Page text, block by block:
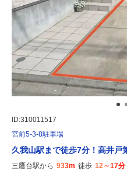
ID:310011517
宮前5-3-8駐車場
久我山駅まで徒歩7分！高井戸
三鷹台駅から 933m 徒歩 12～17分